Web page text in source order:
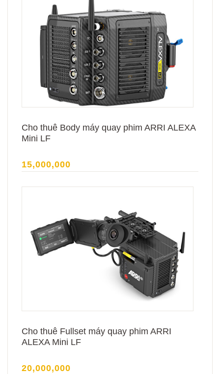
Cho thuê Body máy quay phim ARRI ALEXA
Mini LF
15,000,000
Cho thuê Fullset máy quay phim ARRI
ALEXA Mini LF
20,000,000